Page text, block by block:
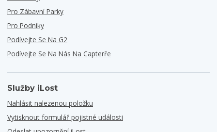
Pro Zábavní Parky
Pro Podniky
Podívejte Se Na G2
Podívejte Se Na Nás Na Capterře
Služby iLost
Nahlásit nalezenou položku
Vytisknout formulář pojistné události